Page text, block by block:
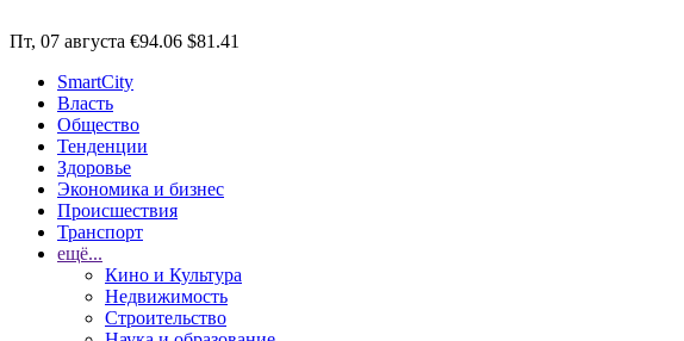
Пт, 07 августа €94.06 $81.41
SmartCity
Власть
Общество
Тенденции
Здоровье
Экономика и бизнес
Происшествия
Транспорт
ещё...
Кино и Культура
Недвижимость
Строительство